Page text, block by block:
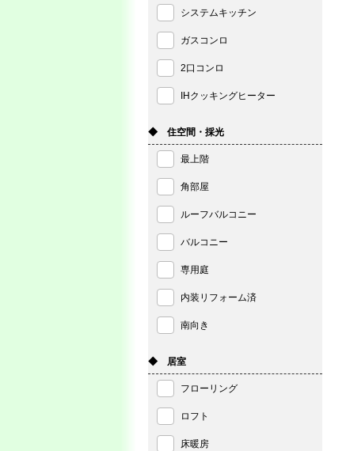
システムキッチン
ガスコンロ
2口コンロ
IHクッキングヒーター
◆ 住空間・採光
最上階
角部屋
ルーフバルコニー
バルコニー
専用庭
内装リフォーム済
南向き
◆ 居室
フローリング
ロフト
床暖房